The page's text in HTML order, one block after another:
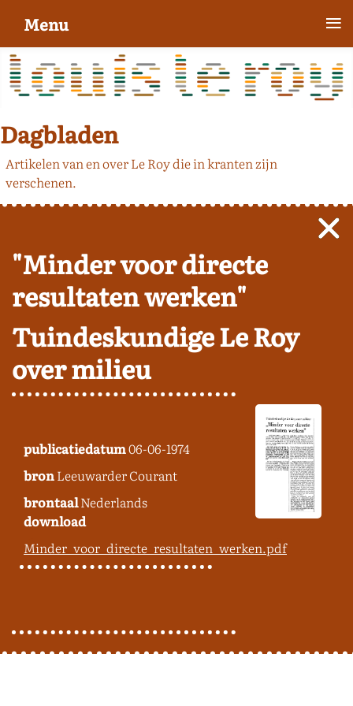
Dagbladen
Artikelen van en over Le Roy die in kranten zijn
verschenen.
"Minder voor directe
resultaten werken"
Tuindeskundige Le Roy
over milieu
publicatiedatum06-06-1974
bronLeeuwarder Courant
brontaalNederlands
download
Minder_voor_directe_resultaten_werken.pdf
Menu ≡